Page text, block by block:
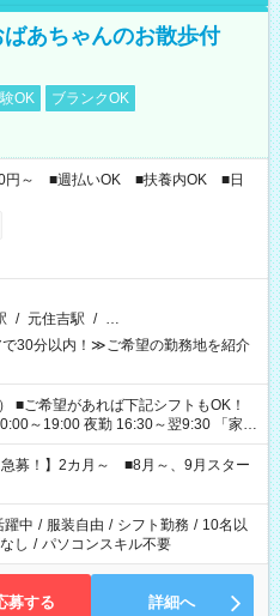
ばあちゃんのお散歩付
OK
ブランクOK
円～ ■週払いOK ■扶養内OK ■日
/ 元住吉駅 / …
30分以内！≫ご希望の勤務地を紹介
～19:00 夜勤 16:30～翌9:30 「家族
裕を持って夕飯の準備がしたい」
ない」 など、ご希望を教えてください
務時間。 合計で週40時間を超える場
急募！】2カ月～ ■8月～、9月スター
躍中 / 服装自由 / シフト勤務 / 10名以
し / パソコンスキル不要
募する 詳細へ